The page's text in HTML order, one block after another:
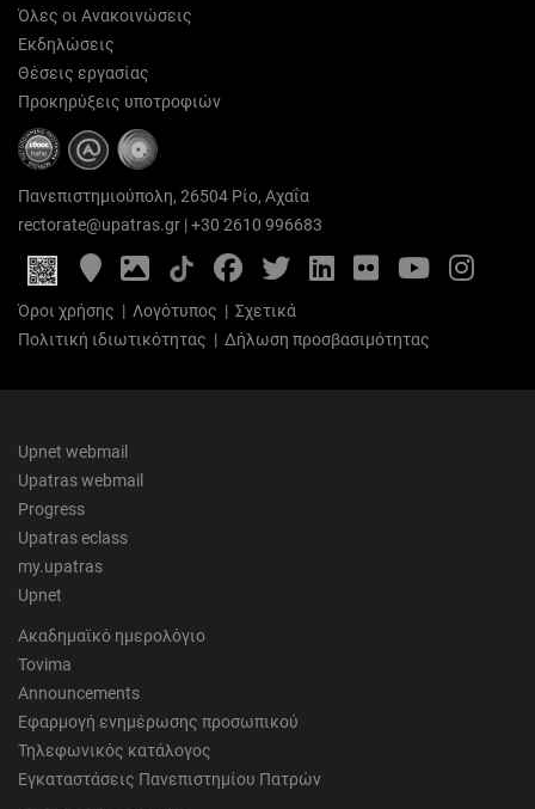
Όλες οι Ανακοινώσεις
Εκδηλώσεις
Θέσεις εργασίας
Προκηρύξεις υποτροφιών
Πανεπιστημιούπολη, 26504 Ρίο, Αχαΐα
rectorate@upatras.gr |+30 2610 996683
Google
Maps
Photo
Gallery
FacebookTwitterLinkedIn
FlickrYouTube
Όροι χρήσης | Λογότυπος | Σχετικά
Πολιτική ιδιωτικότητας | Δήλωση προσβασιμότητας
Upnet webmail
Upatras webmail
Progress
Upatras eclass
my.upatras
Upnet
Ακαδημαϊκό ημερολόγιο
Tovima
Announcements
Εφαρμογή ενημέρωσης προσωπικού
Τηλεφωνικός κατάλογος
Εγκαταστάσεις Πανεπιστημίου Πατρών